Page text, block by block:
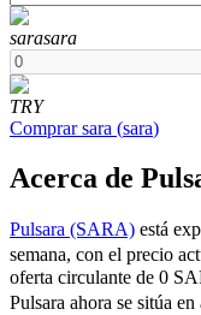
Futuros COIN-M
Futuros de
sarasara
TRY
Comprar sara (sara)
Acerca de
Pulsara (SARA) está
semana, con el precio
oferta circulante de 0
Pulsara ahora se sitúa